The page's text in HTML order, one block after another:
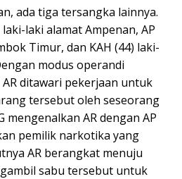
ada tiga tersangka lainnya.
laki alamat Ampenan, AP
Timur, dan KAH (44) laki-
modus operandi
ditawari pekerjaan untuk
tersebut oleh seseorang
mengenalkan AR dengan AP
pemilik narkotika yang
AR berangkat menuju
sabu tersebut untuk